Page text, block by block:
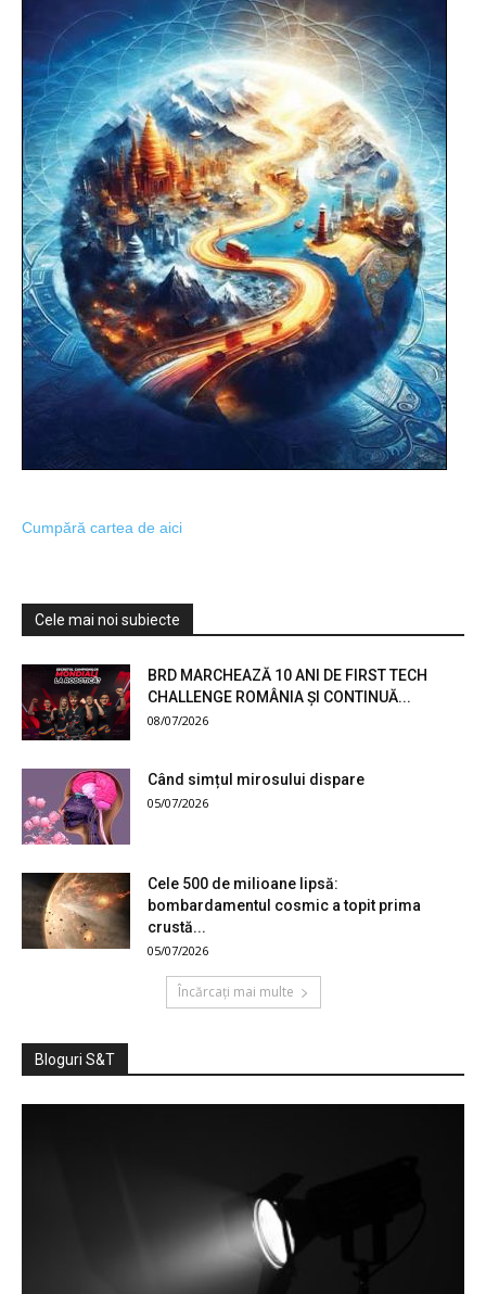
Cumpără cartea de aici
Cele mai noi subiecte
BRD MARCHEAZĂ 10 ANI DE FIRST TECH
CHALLENGE ROMÂNIA ȘI CONTINUĂ...
08/07/2026
Când simțul mirosului dispare
05/07/2026
Cele 500 de milioane lipsă:
bombardamentul cosmic a topit prima
crustă...
05/07/2026
Încărcați mai multe
Bloguri S&T